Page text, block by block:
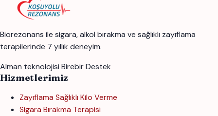
Biorezonans ile sigara, alkol bırakma ve sağlıklı zayıflama
terapilerinde 7 yıllık deneyim.
Alman teknolojisi Birebir Destek
Hizmetlerimiz
Zayıflama Sağlıklı Kilo Verme
Sigara Bırakma Terapisi